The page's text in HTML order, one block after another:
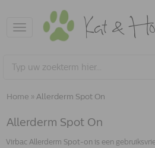
Toggle
navigation
Home » Allerderm Spot On
Allerderm Spot On
Virbac Allerderm Spot-on is een